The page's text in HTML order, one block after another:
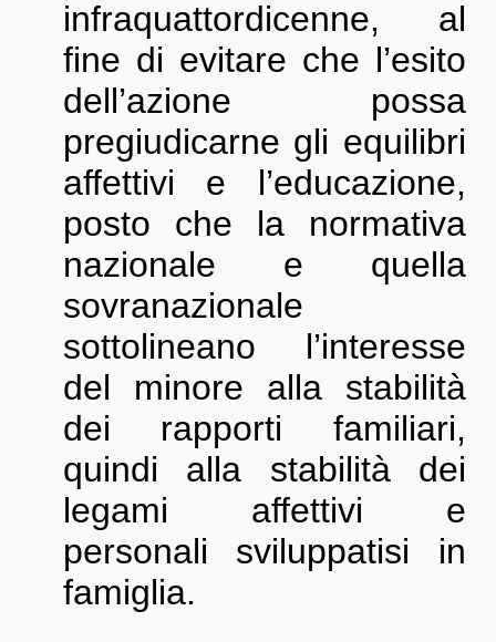
infraquattordicenne, al
fine di evitare che l’esito
dell’azione possa
pregiudicarne gli equilibri
affettivi e l’educazione,
posto che la normativa
nazionale e quella
sovranazionale
sottolineano l’interesse
del minore alla stabilità
dei rapporti familiari,
quindi alla stabilità dei
legami affettivi e
personali sviluppatisi in
famiglia.